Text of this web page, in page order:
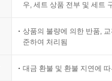
우, 세트 상품 전부 및 세트
상품의 불량에 의한 반품,
준하여 처리됨
대금 환불 및 환불 지연에